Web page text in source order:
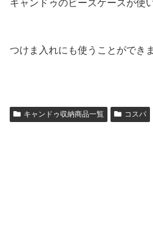
キャンドゥのビーズケースが使
つけま入れにも使うことができ
キャンドゥ収納商品一覧 コスパ